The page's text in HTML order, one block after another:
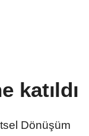
katıldı
Dönüşüm